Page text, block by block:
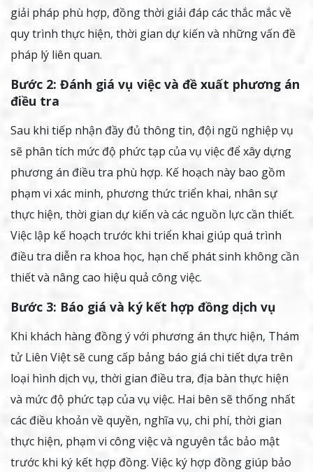
giải pháp phù hợp, đồng thời giải đáp các thắc mắc về
quy trình thực hiện, thời gian dự kiến và những vấn đề
pháp lý liên quan.
Bước 2: Đánh giá vụ việc và đề xuất phương án
điều tra
Sau khi tiếp nhận đầy đủ thông tin, đội ngũ nghiệp vụ
sẽ phân tích mức độ phức tạp của vụ việc để xây dựng
phương án điều tra phù hợp. Kế hoạch này bao gồm
phạm vi xác minh, phương thức triển khai, nhân sự
thực hiện, thời gian dự kiến và các nguồn lực cần thiết.
Việc lập kế hoạch trước khi triển khai giúp quá trình
điều tra diễn ra khoa học, hạn chế phát sinh không cần
thiết và nâng cao hiệu quả công việc.
Bước 3: Báo giá và ký kết hợp đồng dịch vụ
Khi khách hàng đồng ý với phương án thực hiện, Thám
tử Liên Việt sẽ cung cấp bảng báo giá chi tiết dựa trên
loại hình dịch vụ, thời gian điều tra, địa bàn thực hiện
và mức độ phức tạp của vụ việc. Hai bên sẽ thống nhất
các điều khoản về quyền, nghĩa vụ, chi phí, thời gian
thực hiện, phạm vi công việc và nguyên tắc bảo mật
trước khi ký kết hợp đồng. Việc ký hợp đồng giúp bảo